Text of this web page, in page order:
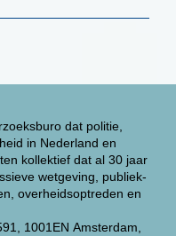
dat politie,
in Nederland en
kollektief dat al 30 jaar
wetgeving, publiek-
overheidsoptreden en
1001EN Amsterdam,